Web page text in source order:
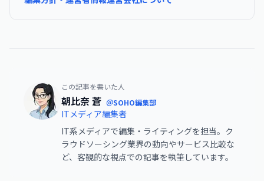
この記事を書いた人
朝比奈 蒼 ＠SOHO編集部
ITメディア編集者
IT系メディアで編集・ライティングを担当。ク
ラウドソーシング業界の動向やサービス比較な
ど、客観的な視点での記事を執筆しています。